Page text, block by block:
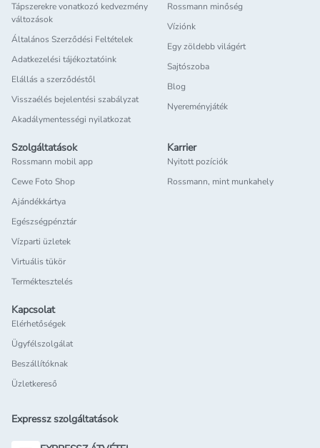
Tápszerekre vonatkozó kedvezmény
változások
Általános Szerződési Feltételek
Adatkezelési tájékoztatóink
Elállás a szerződéstől
Visszaélés bejelentési szabályzat
Akadálymentességi nyilatkozat
Rossmann minőség
Víziónk
Egy zöldebb világért
Sajtószoba
Blog
Nyereményjáték
Szolgáltatások
Rossmann mobil app
Cewe Foto Shop
Ajándékkártya
Egészségpénztár
Vízparti üzletek
Virtuális tükör
Terméktesztelés
Karrier
Nyitott pozíciók
Rossmann, mint munkahely
Kapcsolat
Elérhetőségek
Ügyfélszolgálat
Beszállítóknak
Üzletkereső
Expressz szolgáltatások